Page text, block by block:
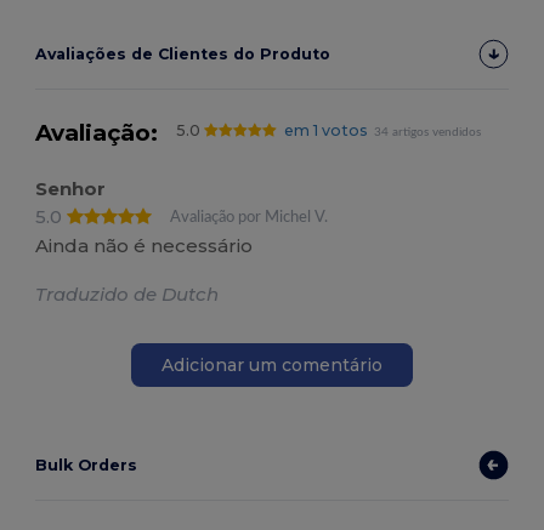
Avaliações de Clientes do Produto
Avaliação: 5.0 em 1 votos 34 artigos vendidos
Senhor
5.0
Avaliação por Michel V.
Ainda não é necessário
Traduzido de Dutch
Adicionar um comentário
Bulk Orders